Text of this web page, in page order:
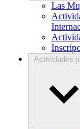
Las
Actividades